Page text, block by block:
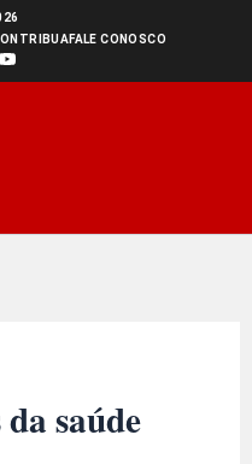
FALE CONOSCO
saúde